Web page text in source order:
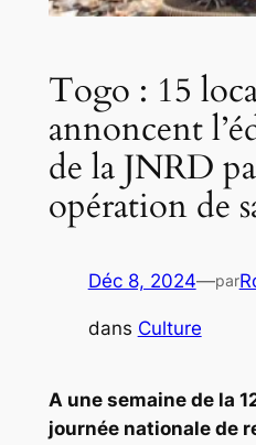
Togo : 15
annoncent
de la JNRD
opération de
Déc 8, 2024—par
dans Culture
A une semaine de la
journée nationale de